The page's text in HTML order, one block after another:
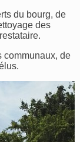
du bourg, de
des
communaux, de